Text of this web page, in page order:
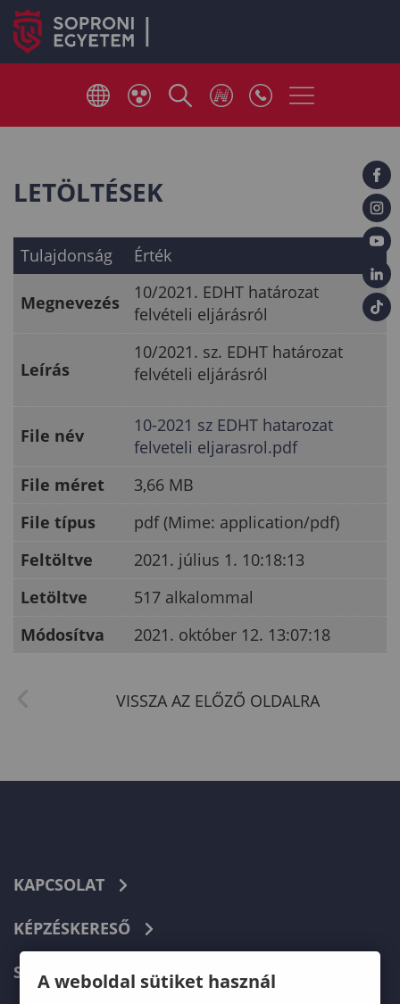
LETÖLTÉSEK
Tulajdonság Érték
Megnevezés
10/2021. EDHT határozat
felvételi eljárásról
Leírás
10/2021. sz. EDHT határozat
felvételi eljárásról
File név
10-2021 sz EDHT hatarozat
felveteli eljarasrol.pdf
File méret
3,66 MB
File típus
pdf (Mime: application/pdf)
Feltöltve
2021. július 1. 10:18:13
Letöltve
517 alkalommal
Módosítva
2021. október 12. 13:07:18
KAPCSOLAT
KÉPZÉSKERESŐ
SZERVEZETI FELÉPÍTÉS
A weboldal sütiket használ